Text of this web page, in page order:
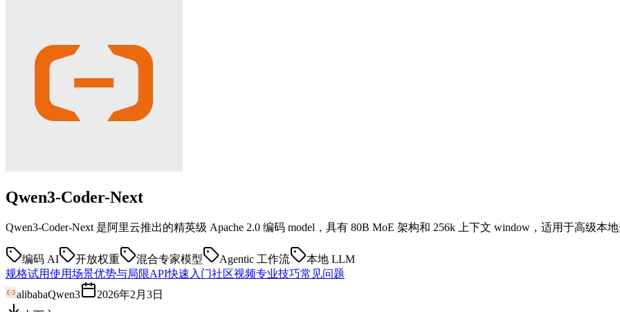
Qwen3-Coder-Next
Qwen3-Coder-Next 是阿里云推出的精英级 Apache 2.0 编码 model，具有 80B MoE 架构和 256k 上下文 window，适用于高级本地
编码 AI 开放权重 混合专家模型 Agentic 工作流
本地 LLM
规格试用使用场景优势与局限API快速入门社区视频专业技巧常见问题
alibabaQwen3
2026年2月3日